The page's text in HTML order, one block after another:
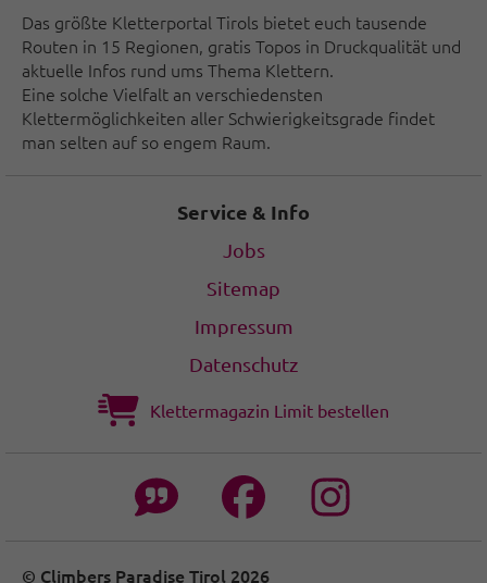
Das größte Kletterportal Tirols bietet euch tausende
Routen in 15 Regionen, gratis Topos in Druckqualität und
aktuelle Infos rund ums Thema Klettern.
Eine solche Vielfalt an verschiedensten
Klettermöglichkeiten aller Schwierigkeitsgrade findet
man selten auf so engem Raum.
Service & Info
Jobs
Sitemap
Impressum
Datenschutz
Klettermagazin Limit bestellen
© Climbers Paradise Tirol 2026